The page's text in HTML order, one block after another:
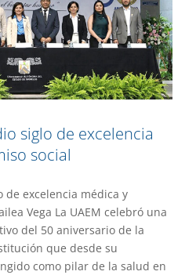
siglo de excelencia
social
de excelencia médica y
Vega La UAEM celebró una
del 50 aniversario de la
que desde su
como pilar de la salud en